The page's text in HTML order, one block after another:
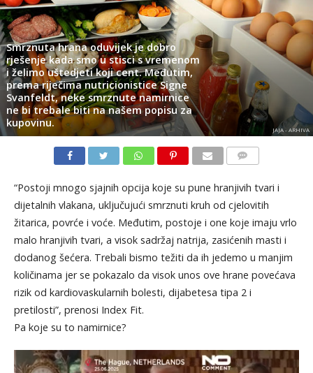
Smrznuta hrana oduvijek je dobro
rješenje kada smo u stisci s vremenom
i želimo uštedjeti koji cent. Međutim,
prema riječima nutricionistice Signe
Svanfeldt, neke smrznute namirnice
ne bi trebale biti na našem popisu za
kupovinu.
JAJA - ARHIVA
“Postoji mnogo sjajnih opcija koje su pune hranjivih tvari i
dijetalnih vlakana, uključujući smrznuti kruh od cjelovitih
žitarica, povrće i voće. Međutim, postoje i one koje imaju vrlo
malo hranjivih tvari, a visok sadržaj natrija, zasićenih masti i
dodanog šećera. Trebali bismo težiti da ih jedemo u manjim
količinama jer se pokazalo da visok unos ove hrane povećava
rizik od kardiovaskularnih bolesti, dijabetesa tipa 2 i
pretilosti”, prenosi Index Fit.
Pa koje su to namirnice?